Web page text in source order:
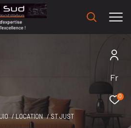
Fr
0
LOCATION ST JUST